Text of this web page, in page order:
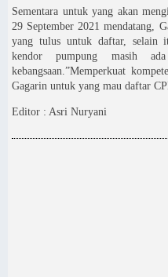
Sementara untuk yang akan
29 September 2021 mendatang,
yang tulus untuk daftar, selain
kendor pumpung masih
kebangsaan.”Memperkuat
Gagarin untuk yang mau daftar
Editor : Asri Nuryani